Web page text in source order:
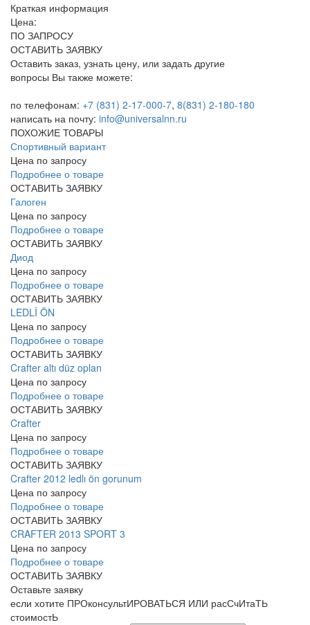
Краткая информация
Цена:
ПО ЗАПРОСУ
ОСТАВИТЬ ЗАЯВКУ
Оставить заказ, узнать цену, или задать другие
вопросы Вы также можете:
по телефонам: +7 (831) 2-17-000-7, 8(831) 2-180-180
написать на почту: info@universalnn.ru
ПОХОЖИЕ ТОВАРЫ
Спортивный вариант
Цена по запросу
Подробнее о товаре
ОСТАВИТЬ ЗАЯВКУ
Галоген
Цена по запросу
Подробнее о товаре
ОСТАВИТЬ ЗАЯВКУ
Диод
Цена по запросу
Подробнее о товаре
ОСТАВИТЬ ЗАЯВКУ
LEDLİ ÖN
Цена по запросу
Подробнее о товаре
ОСТАВИТЬ ЗАЯВКУ
Crafter altı düz oplan
Цена по запросу
Подробнее о товаре
ОСТАВИТЬ ЗАЯВКУ
Crafter
Цена по запросу
Подробнее о товаре
ОСТАВИТЬ ЗАЯВКУ
Crafter 2012 ledlı ön gorunum
Цена по запросу
Подробнее о товаре
ОСТАВИТЬ ЗАЯВКУ
CRAFTER 2013 SPORT 3
Цена по запросу
Подробнее о товаре
ОСТАВИТЬ ЗАЯВКУ
Оставьте заявку
если хотите ПРОконсультИРОВАТЬСЯ ИЛИ расСчИтаТЬ
стоимостЬ